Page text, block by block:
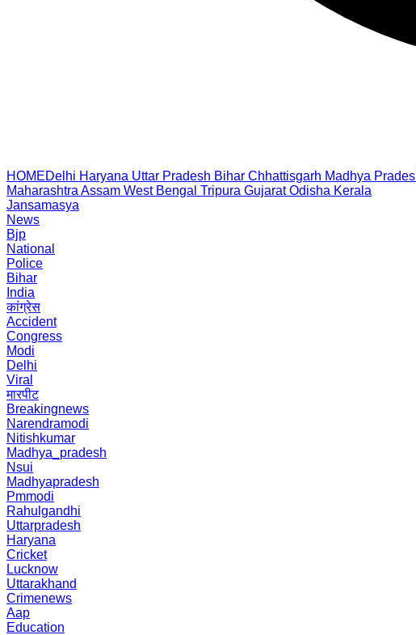
HOMEDelhi Haryana Uttar Pradesh Bihar Chhattisgarh Madhya
Maharashtra Assam West Bengal Tripura Gujarat Odisha Kerala
Jansamasya
News
Bjp
National
Police
Bihar
India
कांग्रेस
Accident
Congress
Modi
Delhi
Viral
मारपीट
Breakingnews
Narendramodi
Nitishkumar
Madhya_pradesh
Nsui
Madhyapradesh
Pmmodi
Rahulgandhi
Uttarpradesh
Haryana
Cricket
Lucknow
Uttarakhand
Crimenews
Aap
Education